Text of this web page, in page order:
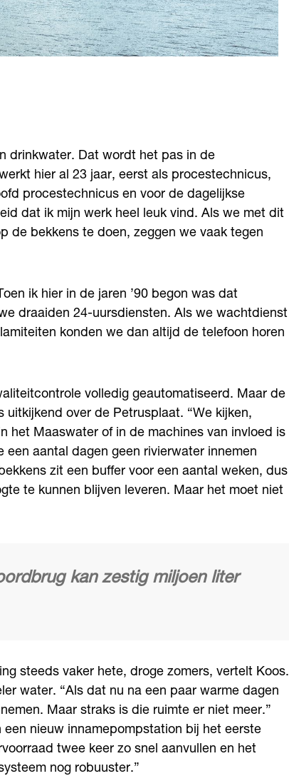
drinkwater. Dat wordt het pas in de
hier al 23 jaar, eerst als procestechnicus,
procestechnicus en voor de dagelijkse
dat ik mijn werk heel leuk vind. Als we met dit
de bekkens te doen, zeggen we vaak tegen
ik hier in de jaren ’90 begon was dat
draaiden 24-uursdiensten. Als we wachtdienst
konden we dan altijd de telefoon horen
volledig geautomatiseerd. Maar de
over de Petrusplaat. “We kijken,
het Maaswater of in de machines van invloed is
aantal dagen geen rivierwater innemen
zit een buffer voor een aantal weken, dus
te kunnen blijven leveren. Maar het moet niet
kan zestig miljoen liter
steeds vaker hete, droge zomers, vertelt Koos.
water. “Als dat nu na een paar warme dagen
Maar straks is die ruimte er niet meer.”
nieuw innamepompstation bij het eerste
twee keer zo snel aanvullen en het
nog robuuster.”